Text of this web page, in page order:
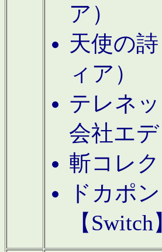
ア）
天使の
ィア）
テレネ
会社エデ
斬コレ
ドカポ
【